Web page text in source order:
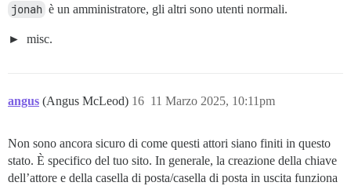
jonah è un amministratore, gli altri sono utenti normali.
misc.
angus (Angus McLeod) 11 Marzo 2025, 10:11pm
16
Non sono ancora sicuro di come questi attori siano finiti in questo
stato. È specifico del tuo sito. In generale, la creazione della chiave
dell’attore e della casella di posta/casella di posta in uscita funziona